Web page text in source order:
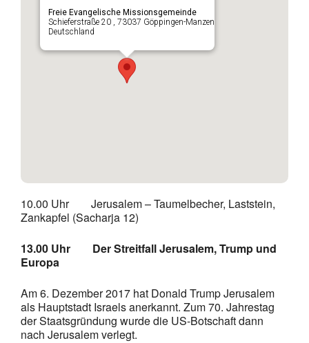
Freie Evangelische Missionsgemeinde
Schieferstraße 20 , 73037 Göppingen-Manzen
Deutschland
10.00 Uhr Jerusalem – Taumelbecher, Laststein,
Zankapfel (Sacharja 12)
13.00 Uhr Der Streitfall Jerusalem, Trump und
Europa
Am 6. Dezember 2017 hat Donald Trump Jerusalem
als Hauptstadt Israels anerkannt. Zum 70. Jahrestag
der Staatsgründung wurde die US-Botschaft dann
nach Jerusalem verlegt.